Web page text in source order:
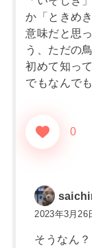
か「ときめ
意味だと思
う、ただの
初めて知っ
でもなんで
0
2023年3月26
そうなん